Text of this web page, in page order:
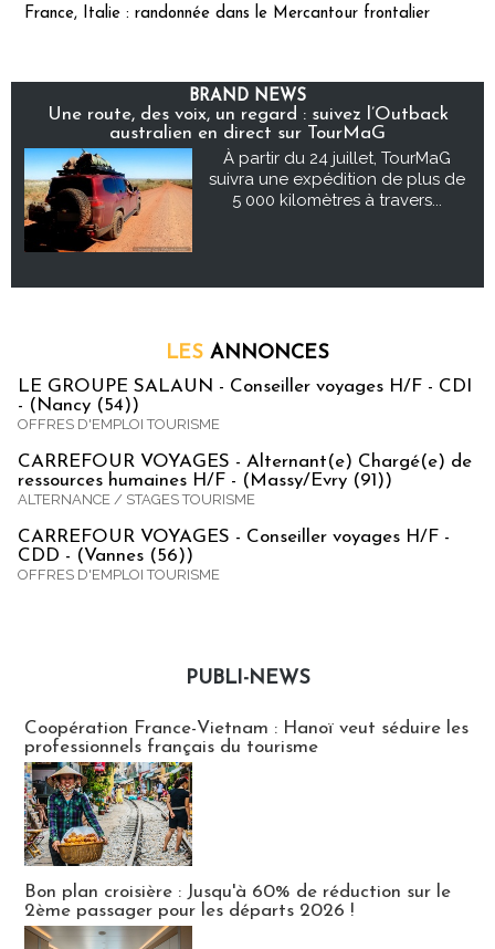
France, Italie : randonnée dans le Mercantour frontalier
BRAND NEWS
Une route, des voix, un regard : suivez l’Outback
australien en direct sur TourMaG
À partir du 24 juillet, TourMaG
suivra une expédition de plus de
5 000 kilomètres à travers...
LES ANNONCES
LE GROUPE SALAUN - Conseiller voyages H/F - CDI
- (Nancy (54))
OFFRES D'EMPLOI TOURISME
CARREFOUR VOYAGES - Alternant(e) Chargé(e) de
ressources humaines H/F - (Massy/Evry (91))
ALTERNANCE / STAGES TOURISME
CARREFOUR VOYAGES - Conseiller voyages H/F -
CDD - (Vannes (56))
OFFRES D'EMPLOI TOURISME
PUBLI-NEWS
Coopération France-Vietnam : Hanoï veut séduire les
professionnels français du tourisme
Bon plan croisière : Jusqu'à 60% de réduction sur le
2ème passager pour les départs 2026 !